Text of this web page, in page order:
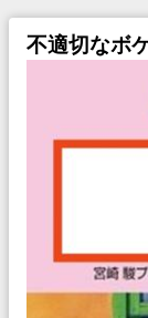
不適切なボ